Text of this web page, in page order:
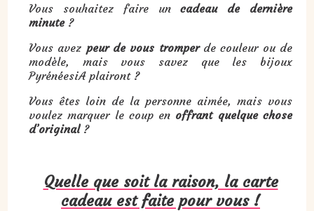
Vous souhaitez faire uncadeau de dernière
minute?
Vous avez peur de vous tromperde couleur ou de
modèle, mais vous savez que les bijoux
PyrénéesiA plairont ?
Vous êtes loin de la personne aimée, mais vous
voulez marquer le coup en offrant quelque chose
d’original ?
Quelle que soit la raison, la carte
cadeau est faite pour vous !